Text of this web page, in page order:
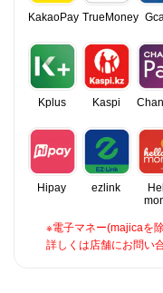
KakaoPay TrueMoney
Kplus Kaspi
Hipay ezlink
※電子マネー(majicaを
詳しくは店舗にお問い